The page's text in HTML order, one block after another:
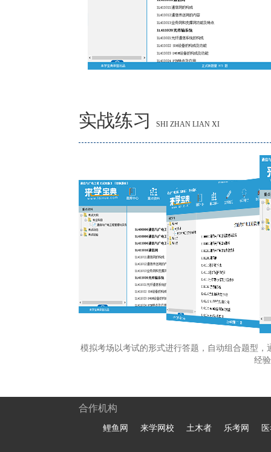
实战练习 SHI ZHAN LIAN XI
模拟考场以考试的形式进行答题，自动组合题型
经
合作机构
鲤鱼网 来学网校 土木者 乐考网